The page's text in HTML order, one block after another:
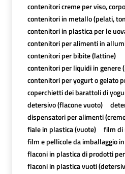
contenitori creme per viso,
contenitori in metallo (pelati,
contenitori in plastica per le
contenitori per alimenti in
contenitori per bibite (lattine)
contenitori per liquidi in genere
contenitori per yogurt o gelato
coperchietti dei barattoli di
detersivo (flacone vuoto)
dispensatori per alimenti
fiale in plastica (vuote)
film di
film e pellicole da imballaggio
flaconi in plastica di prodotti
flaconi in plastica vuoti